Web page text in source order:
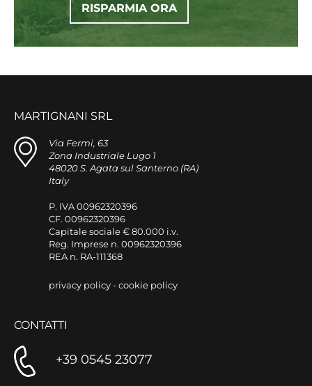
RISPARMIA ORA
MARTIGNANI SRL
Via Fermi, 63
Zona Industriale Lugo 1
48020 S. Agata sul Santerno (RA)
Italy
P. IVA 00962320396
CF. 00962320396
Capitale sociale € 80.000 i.v.
Reg. Imprese n. 00962320396
REA n. RA-111368
privacy policy-cookie policy
CONTATTI
+39 0545 23077